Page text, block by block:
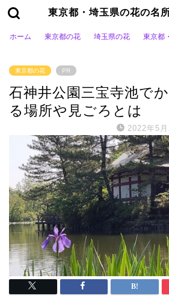
東京都・埼玉県の花の名
ホーム 東京都の花 埼玉県の花 東京都
東京都の花 PR
石神井公園三宝寺池で
る場所や見ごろとは
2022年5月